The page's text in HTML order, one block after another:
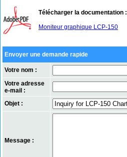
Télécharger la documentation :
Moniteur graphique LCP-150
Envoyer une demande rapide
Votre nom :
Votre adresse
e-mail :
Objet :
Message :